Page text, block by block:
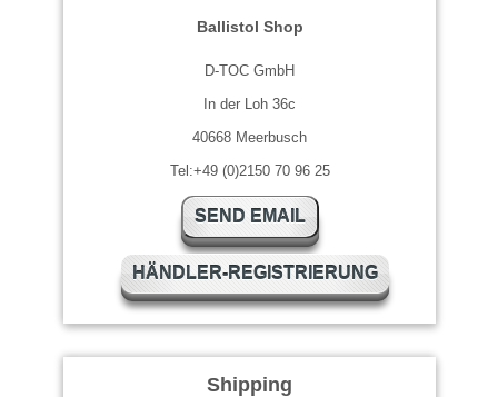
Ballistol Shop
D-TOC GmbH
In der Loh 36c
40668 Meerbusch
Tel:+49 (0)2150 70 96 25
SEND EMAIL
HÄNDLER-REGISTRIERUNG
Shipping